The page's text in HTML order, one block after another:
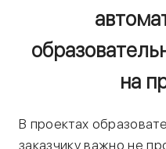
на
В проектах
заказчику важно не